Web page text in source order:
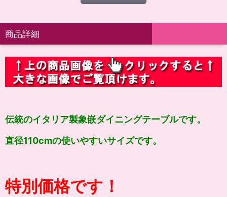
商品詳細
伝統のイタリア製象嵌ダイニングテーブルです。
直径110cmの使いやすいサイズです。
特別価格です！